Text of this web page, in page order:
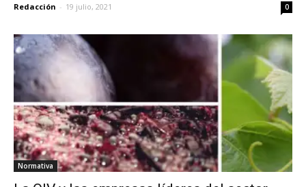
Redacción - 19 julio, 2021 0
Normativa